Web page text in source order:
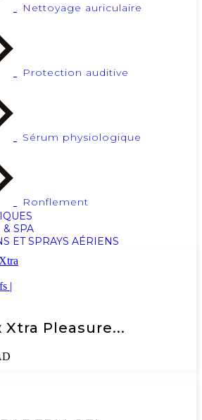
Nettoyage auriculaire
Protection auditive
Sérum physiologique
Ronflement
SPA
ET SPRAYS AÉRIENS
Xtra Pleasure...